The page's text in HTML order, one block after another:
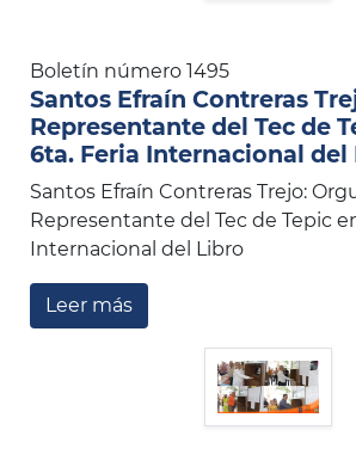
Boletín número 1495
Santos Efraín Contreras
Representante del Tec de
6ta. Feria Internacional del
Santos Efraín Contreras Trejo:
Representante del Tec de Tepic
Internacional del Libro
Leer más